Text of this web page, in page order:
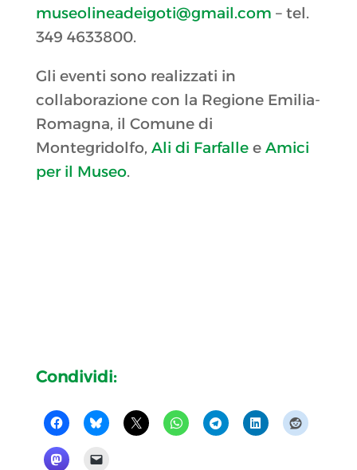
museolineadeigoti@gmail.com – tel.
349 4633800.
Gli eventi sono realizzati in
collaborazione con la Regione Emilia-
Romagna, il Comune di
Montegridolfo, Ali di Farfallee Amici
per il Museo.
Condividi: